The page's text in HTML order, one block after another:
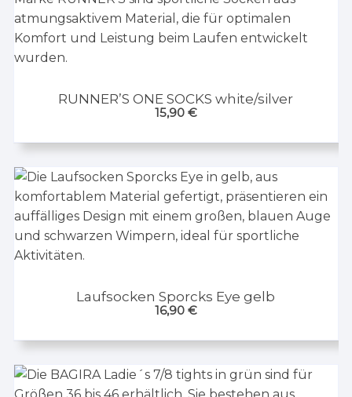
RUNNER’S ONE SOCKS white/silver
15,90 €
Laufsocken Sporcks Eye gelb
16,90 €